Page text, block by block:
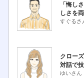
「悔し
しさを
迷う時
すぐるさ
クロー
対話で
場を手
ゆいさん